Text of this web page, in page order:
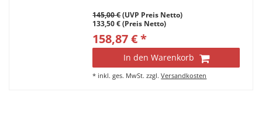
145,00 €(UVP Preis Netto)
133,50 € (Preis Netto)
158,87 € *
In den Warenkorb
* inkl. ges. MwSt. zzgl.Versandkosten